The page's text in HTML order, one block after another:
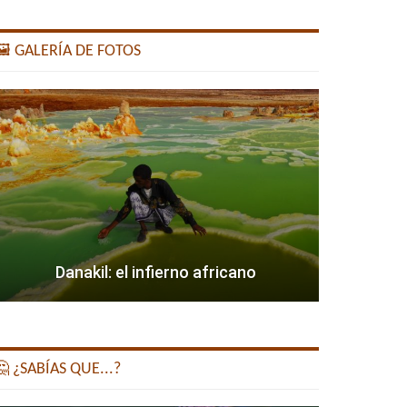
GALERÍA DE FOTOS
Danakil: el infierno africano
¿SABÍAS QUE...?